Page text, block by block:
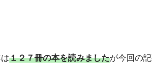
１２７冊の本を読みましたが今回の